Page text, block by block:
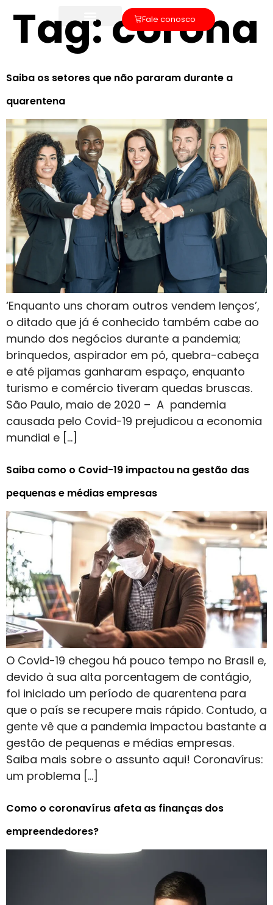
Fale conosco
Tag: corona
Saiba os setores que não pararam durante a
quarentena
‘Enquanto uns choram outros vendem lenços’,
o ditado que já é conhecido também cabe ao
mundo dos negócios durante a pandemia;
brinquedos, aspirador em pó, quebra-cabeça
e até pijamas ganharam espaço, enquanto
turismo e comércio tiveram quedas bruscas.
São Paulo, maio de 2020 – A pandemia
causada pelo Covid-19 prejudicou a economia
mundial e […]
Saiba como o Covid-19 impactou na gestão das
pequenas e médias empresas
O Covid-19 chegou há pouco tempo no Brasil e,
devido à sua alta porcentagem de contágio,
foi iniciado um período de quarentena para
que o país se recupere mais rápido. Contudo, a
gente vê que a pandemia impactou bastante a
gestão de pequenas e médias empresas.
Saiba mais sobre o assunto aqui! Coronavírus:
um problema […]
Como o coronavírus afeta as finanças dos
empreendedores?